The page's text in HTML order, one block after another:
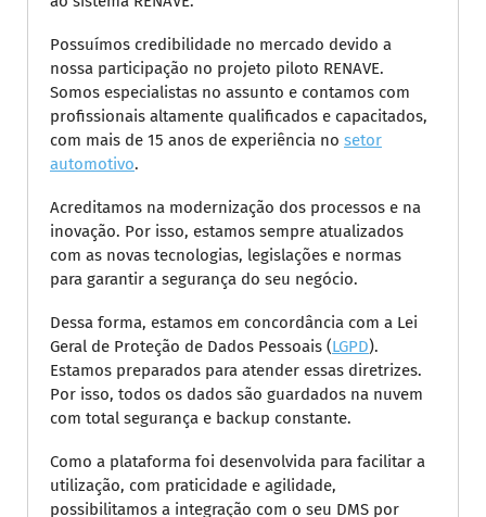
Possuímos credibilidade no mercado devido a
nossa participação no projeto piloto RENAVE.
Somos especialistas no assunto e contamos com
profissionais altamente qualificados e capacitados,
com mais de 15 anos de experiência no setor
automotivo.
Acreditamos na modernização dos processos e na
inovação. Por isso, estamos sempre atualizados
com as novas tecnologias, legislações e normas
para garantir a segurança do seu negócio.
Dessa forma, estamos em concordância com a Lei
Geral de Proteção de Dados Pessoais (LGPD).
Estamos preparados para atender essas diretrizes.
Por isso, todos os dados são guardados na nuvem
com total segurança e backup constante.
Como a plataforma foi desenvolvida para facilitar a
utilização, com praticidade e agilidade,
possibilitamos a integração com o seu DMS por